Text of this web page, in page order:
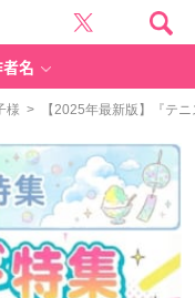
者名
様 > 【2025年最新版】『テニ